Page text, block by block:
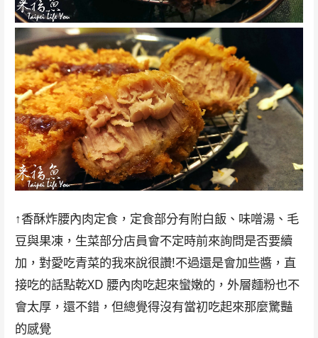
↑香酥炸腰內肉定食，定食部分有附白飯、味噌湯、毛
豆與果凍，生菜部分店員會不定時前來詢問是否要續
加，對愛吃青菜的我來說很讚!不過還是會加些醬，直
接吃的話點乾XD 腰內肉吃起來蠻嫩的，外層麵粉也不
會太厚，還不錯，但總覺得沒有當初吃起來那麼驚豔
的感覺